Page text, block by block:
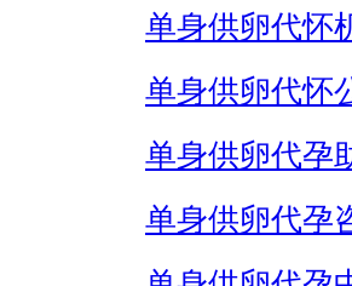
单身供卵代怀
单身供卵代怀
单身供卵代孕
单身供卵代孕